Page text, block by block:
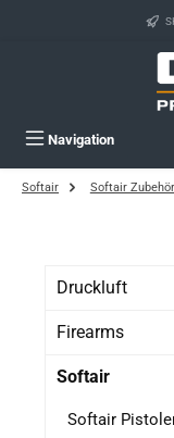
Zum Hauptinhalt springen
Navigation
Softair Softair Zubehör
Druckluft
Firearms
Softair
Softair